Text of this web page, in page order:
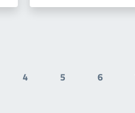
Pagina
4
Pagina
5
Pagina
6